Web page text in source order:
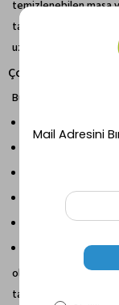
temizlenebilen masa
taşıyabilir.
uzatır.
Çok Fonksiyonlu
Bu katlanır kamp
Servis masası
Oyun masası
Sergileme veya
olarak hem iç hem de
tasarımı sayesinde